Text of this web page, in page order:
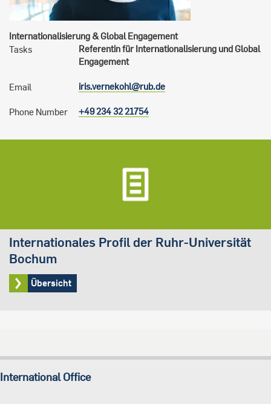
Internationalisierung & Global Engagement
Tasks
Referentin für Internationalisierung und Global
Engagement
Email iris.vernekohl@rub.de
Phone Number +49 234 32 21754
Internationales Profil der Ruhr-Universität
Bochum
Übersicht
International Office